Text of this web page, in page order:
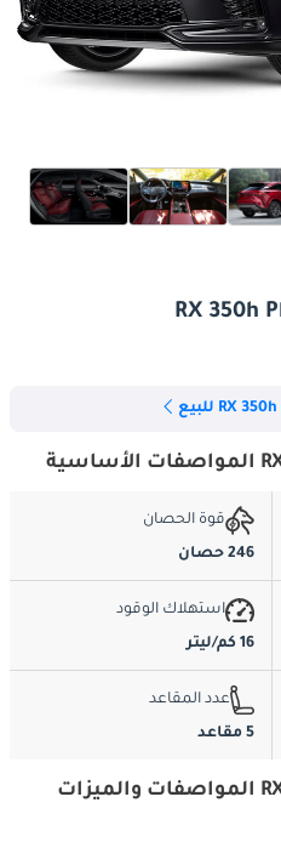
قوة الحصان
246 حصان
استهلاك الوقود
16 كم/ليتر
عدد المقاعد
5 مقاعد